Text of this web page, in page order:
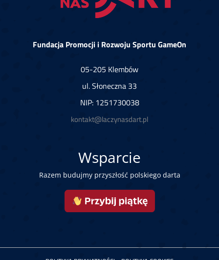
Fundacja Promocji i Rozwoju Sportu GameOn
05-205 Klembów
ul. Słoneczna 33
NIP: 1251730038
kontakt@laczynasdart.pl
Wsparcie
Razem budujmy przyszłość polskiego darta